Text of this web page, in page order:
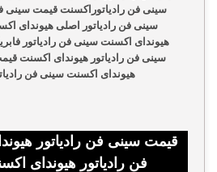
سینی فن رادیاتوراکسنت قیمت سینی
سینی فن رادیاتور اصلی هیوندای
هیوندای اکسنت سینی فن رادیاتور
سینی فن رادیاتور هیوندای اکسنت
هیوندای اکسنت سینی فن
قیمت سینی فن رادیاتور
فن رادیاتور هیوندای